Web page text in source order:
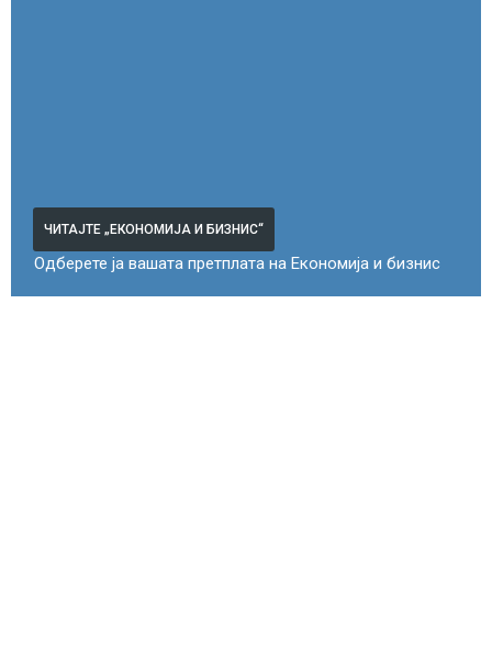
ЧИТАЈТЕ „ЕКОНОМИЈА И БИЗНИС“
Одберете ја вашата претплата на Економија и бизнис